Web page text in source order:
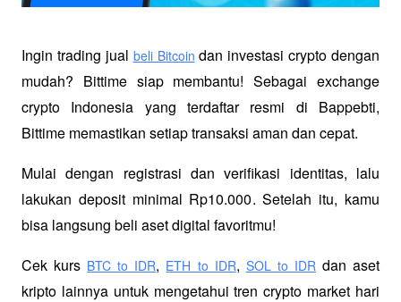
Ingin trading jual beli Bitcoin dan investasi crypto dengan
mudah? Bittime siap membantu! Sebagai exchange
crypto Indonesia yang terdaftar resmi di Bappebti,
Bittime memastikan setiap transaksi aman dan cepat.
Mulai dengan registrasi dan verifikasi identitas, lalu
lakukan deposit minimal Rp10.000. Setelah itu, kamu
bisa langsung beli aset digital favoritmu!
Cek kurs BTC to IDR, ETH to IDR, SOL to IDR dan aset
kripto lainnya untuk mengetahui tren crypto market hari